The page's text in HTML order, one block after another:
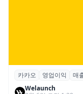
카카오, 2026
카카오 영업이익
매
Welaunch